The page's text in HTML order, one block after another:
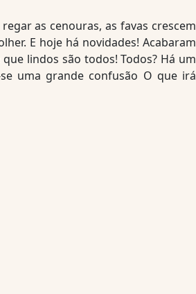
as cenouras, as favas crescem
E hoje há novidades! Acabaram
lindos são todos! Todos? Há um
uma grande confusão O que irá